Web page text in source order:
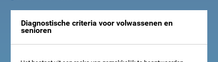
Diagnostische criteria voor volwassenen en
senioren